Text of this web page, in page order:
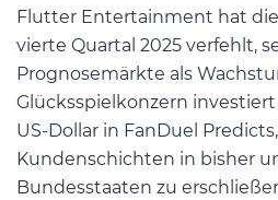
Flutter Entertainment hat
vierte Quartal 2025 verfehlt,
Prognosemärkte als
Glücksspielkonzern
US-Dollar in FanDuel
Kundenschichten in bisher
Bundesstaaten zu